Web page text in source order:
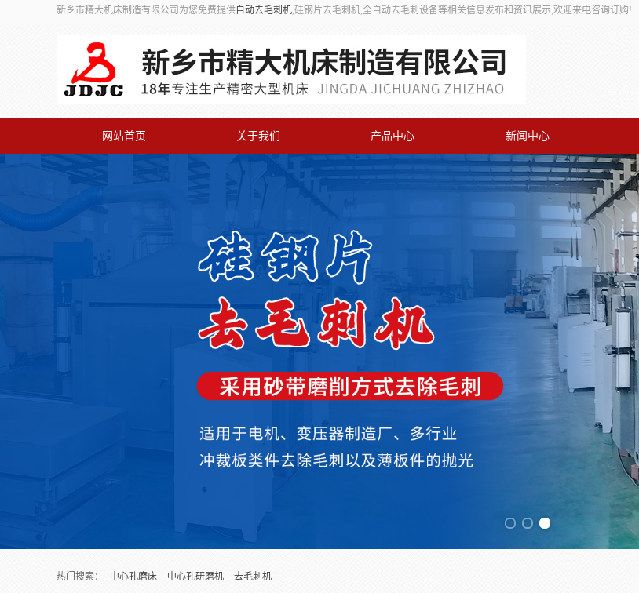
新乡市精大机床制造有限公司为您免费提供自动去毛刺机,硅钢片去毛刺机,全自动去毛刺设备等相关信息发布和资讯展示,欢迎来电咨询订购!
网站首页 关于我们 产品中心 新闻中心
热门搜索：
中心孔磨床 中心孔研磨机 去毛刺机